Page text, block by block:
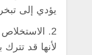
يؤدي إلى
2.
لأنها قد تترك